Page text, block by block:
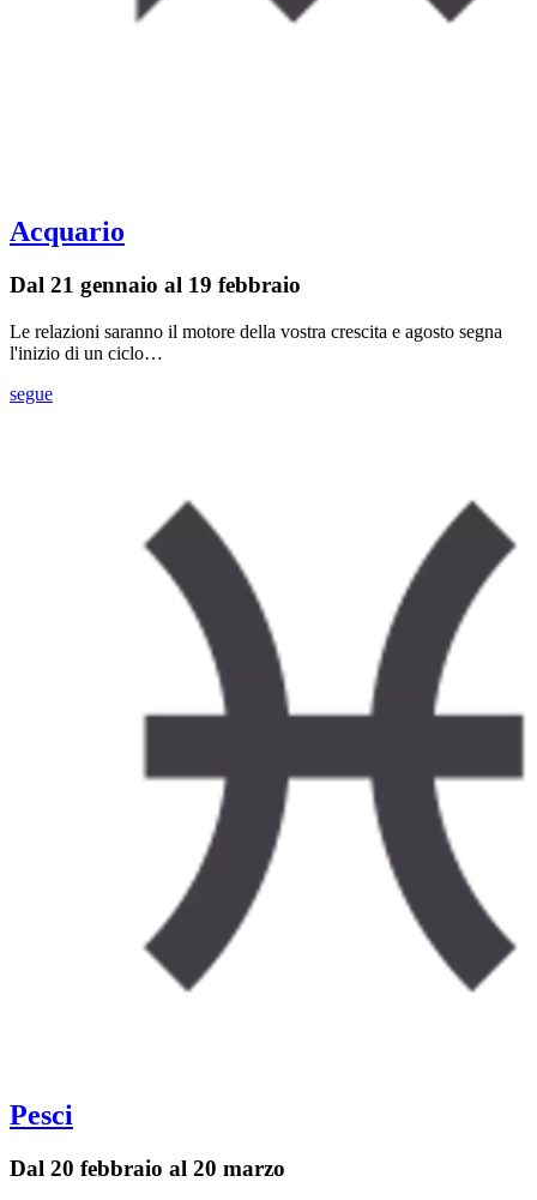
Acquario
Dal 21 gennaio al 19 febbraio
Le relazioni saranno il motore della vostra crescita e agosto segna
l'inizio di un ciclo…
segue
Pesci
Dal 20 febbraio al 20 marzo